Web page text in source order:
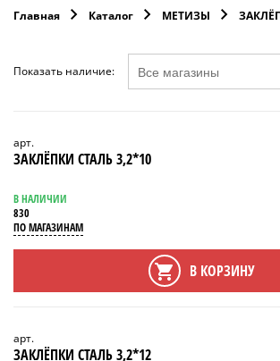
Главная Каталог МЕТИЗЫ
Показать наличие:
арт.
ЗАКЛЁПКИ СТАЛЬ 3,2*10
В НАЛИЧИИ
830
ПО МАГАЗИНАМ
В КОРЗИНУ
арт.
ЗАКЛЁПКИ СТАЛЬ 3,2*12